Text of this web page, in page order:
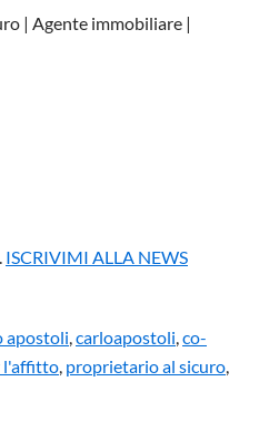
| Agente immobiliare |
ISCRIVIMI ALLA NEWS
apostoli carloapostoli co-
l'affitto proprietario al sicuro